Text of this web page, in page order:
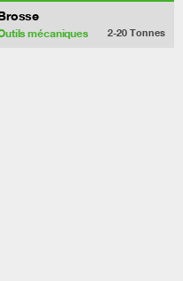
mécaniques 2-20 Tonnes